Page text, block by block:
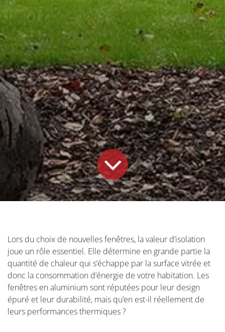
Lors du choix de nouvelles fenêtres, la valeur d’isolation
joue un rôle essentiel. Elle détermine en grande partie la
quantité de chaleur qui s’échappe par la surface vitrée et
donc la consommation d’énergie de votre habitation. Les
fenêtres en aluminium sont réputées pour leur design
épuré et leur durabilité, mais qu’en est-il réellement de
leurs performances thermiques ?